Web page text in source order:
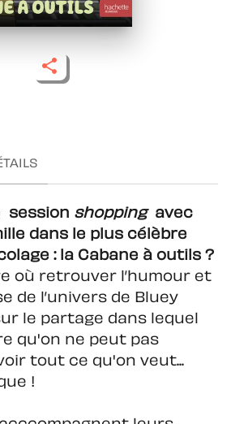
session shoppingavec
dans le plus célèbre
: la Cabane à outils ?
où retrouver l’humour et
de l’univers de Bluey
le partage dans lequel
qu'on ne peut pas
tout ce qu'on veut...
!